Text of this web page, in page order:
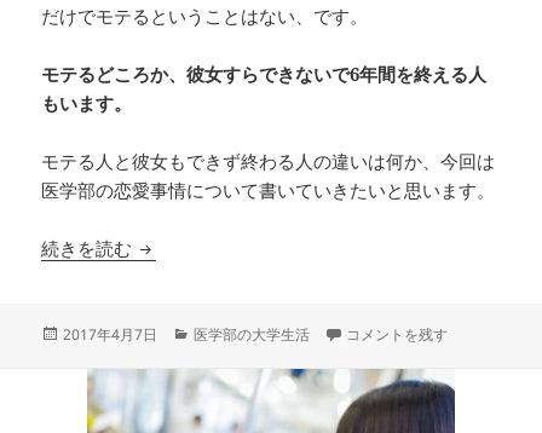
だけでモテるということはない、です。
モテるどころか、彼女すらできないで6年間を終える人
もいます。
モテる人と彼女もできず終わる人の違いは何か、今回は
医学部の恋愛事情について書いていきたいと思います。
続きを読む 医学部生はモテる！？医学部の恋愛事情の真実
投
2017年4月7日
カ
ゴ
ー
医学部の大学生活 医学部生はモテる！？医学部
コメントを残す